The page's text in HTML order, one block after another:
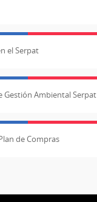
el Serpat
Gestión Ambiental Serpat
de Compras